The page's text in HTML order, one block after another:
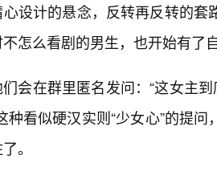
设计的悬念，反转再反转的
怎么看剧的男生，也开始有了
会在群里匿名发问：“这女主
种看似硬汉实则“少女心”的提
。